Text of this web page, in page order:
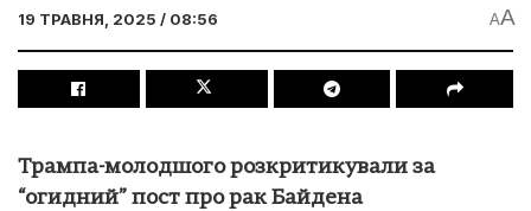
19 ТРАВНЯ, 2025 / 08:56 AA
Трампа-молодшого розкритикували за
“огидний” пост про рак Байдена